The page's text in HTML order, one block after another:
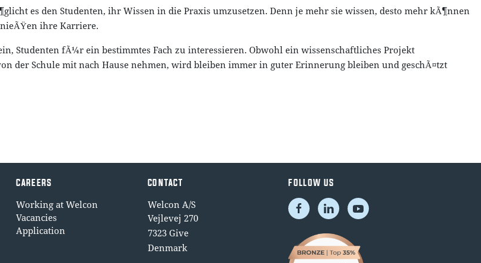
es den Studenten, ihr Wissen in die Praxis umzusetzen. Denn je mehr sie wissen, desto mehr kÃ¶nnen
ihre Karriere.
Studenten fÃ¼r ein bestimmtes Fach zu interessieren. Obwohl ein wissenschaftliches Projekt
der Schule mit nach Hause nehmen, wird bleiben immer in guter Erinnerung bleiben und geschÃ¤tzt
CAREERS
Working at Welcon
Vacancies
Application
CONTACT
Welcon A/S
Vejlevej 270
7323 Give
Denmark
FOLLOW US